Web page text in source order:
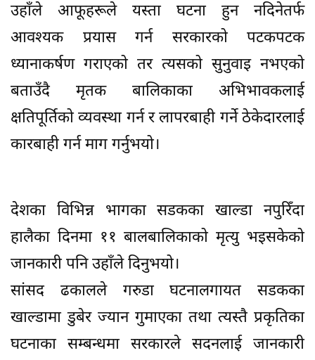
उहाँले आफूहरूले यस्ता घटना हुन नदिनेतर्फ
आवश्यक प्रयास गर्न सरकारको पटकपटक
ध्यानाकर्षण गराएको तर त्यसको सुनुवाइ नभएको
बताउँदै मृतक बालिकाका अभिभावकलाई
क्षतिपूर्तिको व्यवस्था गर्न र लापरबाही गर्ने ठेकेदारलाई
कारबाही गर्न माग गर्नुभयो।
देशका विभिन्न भागका सडकका खाल्डा नपुरिँदा
हालैका दिनमा ११ बालबालिकाको मृत्यु भइसकेको
जानकारी पनि उहाँले दिनुभयो।
सांसद ढकालले गरुडा घटनालगायत सडकका
खाल्डामा डुबेर ज्यान गुमाएका तथा त्यस्तै प्रकृतिका
घटनाका सम्बन्धमा सरकारले सदनलाई जानकारी